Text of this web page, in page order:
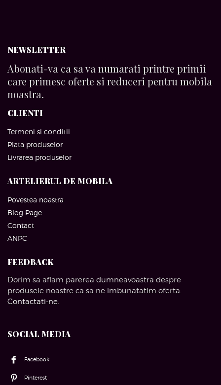
NEWSLETTER
Abonati-va ca sa va numarati printre primii
care primesc oferte si reduceri pentru mobila
noastra.
CLIENTI
Termeni si conditii
Plata produselor
Livrarea produselor
ARTELIERUL DE MOBILA
Povestea noastra
Blog Page
Contact
ANPC
FEEDBACK
Dorim sa aflam parerea dumneavoastra despre
produsele noastre ca sa ne imbunatatim oferta.
Contactati-ne.
SOCIAL MEDIA
Facebook
Pinterest